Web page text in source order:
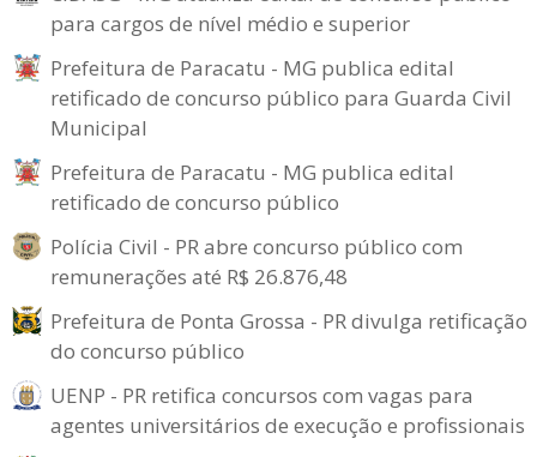
para cargos de nível médio e superior
Prefeitura de Paracatu - MG publica edital
retificado de concurso público para Guarda Civil
Municipal
Prefeitura de Paracatu - MG publica edital
retificado de concurso público
Polícia Civil - PR abre concurso público com
remunerações até R$ 26.876,48
Prefeitura de Ponta Grossa - PR divulga retificação
do concurso público
UENP - PR retifica concursos com vagas para
agentes universitários de execução e profissionais